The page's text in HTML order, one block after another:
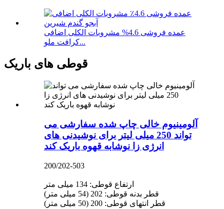
عمده فروشی 4.6% مشروبات الکلی اضافی
کرافت ملو...
قوطی های باریک
آلومینیوم خالی چاپ شده سفارشی می
تواند 250 میلی لیتر برای نوشیدنی های
انرژی زا نوشابه قهوه باریک کند
200/202-503
ارتفاع قوطی: 134 میلی متر
قطر بدنه قوطی: 202 (54 میلی متر)
قطر انتهای قوطی: 200 (50 میلی متر)